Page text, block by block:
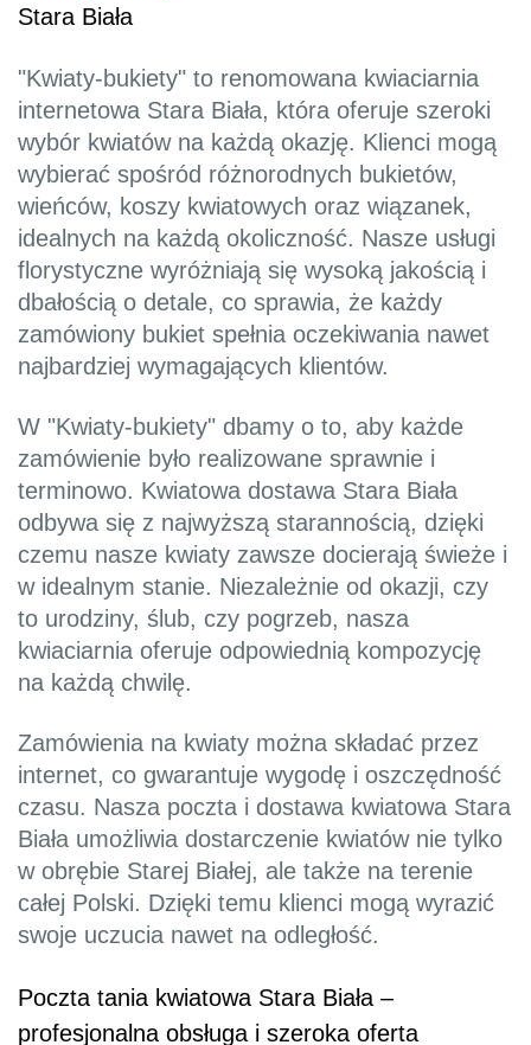
Stara Biała
"Kwiaty-bukiety" to renomowana kwiaciarnia
internetowa Stara Biała, która oferuje szeroki
wybór kwiatów na każdą okazję. Klienci mogą
wybierać spośród różnorodnych bukietów,
wieńców, koszy kwiatowych oraz wiązanek,
idealnych na każdą okoliczność. Nasze usługi
florystyczne wyróżniają się wysoką jakością i
dbałością o detale, co sprawia, że każdy
zamówiony bukiet spełnia oczekiwania nawet
najbardziej wymagających klientów.
W "Kwiaty-bukiety" dbamy o to, aby każde
zamówienie było realizowane sprawnie i
terminowo. Kwiatowa dostawa Stara Biała
odbywa się z najwyższą starannością, dzięki
czemu nasze kwiaty zawsze docierają świeże i
w idealnym stanie. Niezależnie od okazji, czy
to urodziny, ślub, czy pogrzeb, nasza
kwiaciarnia oferuje odpowiednią kompozycję
na każdą chwilę.
Zamówienia na kwiaty można składać przez
internet, co gwarantuje wygodę i oszczędność
czasu. Nasza poczta i dostawa kwiatowa Stara
Biała umożliwia dostarczenie kwiatów nie tylko
w obrębie Starej Białej, ale także na terenie
całej Polski. Dzięki temu klienci mogą wyrazić
swoje uczucia nawet na odległość.
Poczta tania kwiatowa Stara Biała –
profesjonalna obsługa i szeroka oferta